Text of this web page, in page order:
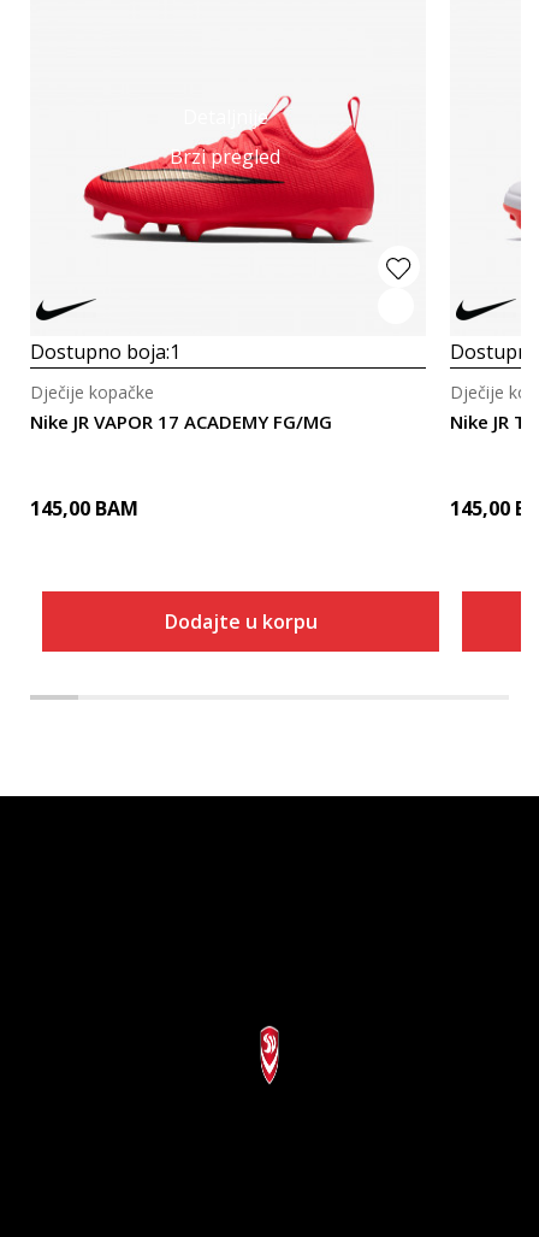
Detaljnije
Brzi pregled
Dostupno boja:1
Nike JR VAPOR 17 ACADEMY FG/MG
Dječije kopačke
145,00 BAM
Dodajte u korpu
Nike JR
Dječije
145,00